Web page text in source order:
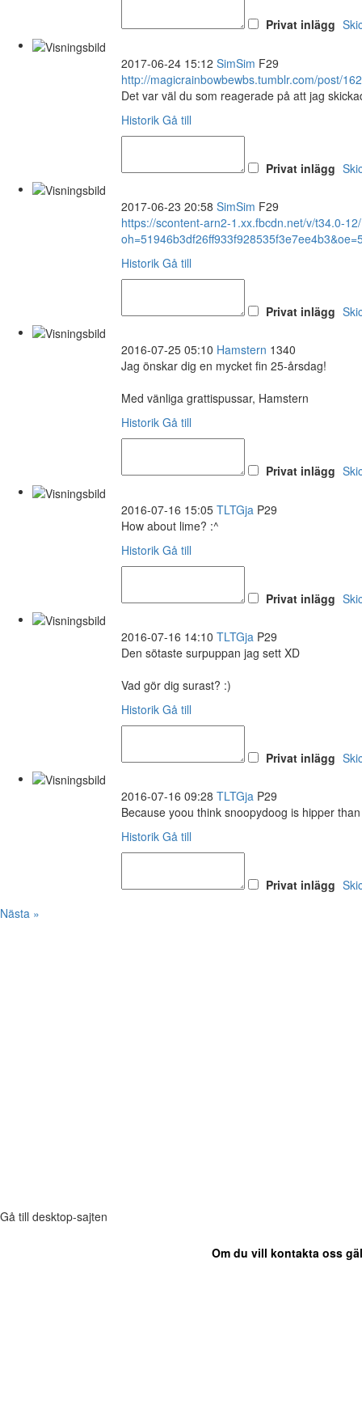
Privat inlägg
2017-06-24 15:12 SimSim F29
http://magicrainbowbewbs.tumblr.com/post/
Det var väl du som reagerade på att jag
Historik Gå till
Privat inlägg
2017-06-23 20:58 SimSim F29
https://scontent-arn2-1.xx.fbcdn.net/v/t34.0-
Historik Gå till
Privat inlägg
2016-07-25 05:10 Hamstern 1340
Jag önskar dig en mycket fin 25-årsdag!
Med vänliga grattispussar, Hamstern
Historik Gå till
Privat inlägg
2016-07-16 15:05 TLTGja P29
How about lime? :^
Historik Gå till
Privat inlägg
2016-07-16 14:10 TLTGja P29
Den sötaste surpuppan jag sett XD
Vad gör dig surast? :)
Historik Gå till
Privat inlägg
2016-07-16 09:28 TLTGja P29
Because yoou think snoopydoog is hipper
Historik Gå till
Privat inlägg
Nästa »
Gå till desktop-sajten
Om du vill kontakta oss